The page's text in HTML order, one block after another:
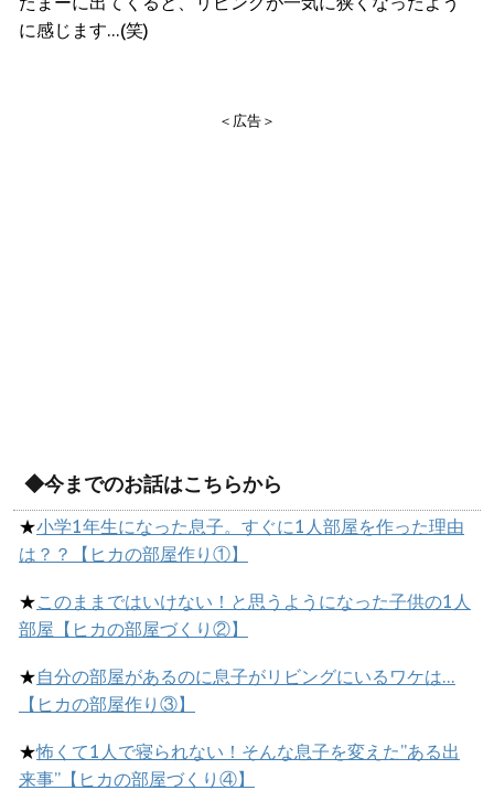
に感じます…(笑)
＜広告＞
◆今までのお話はこちらから
★小学1年生になった息子。すぐに1人部屋を作った理由
は？？【ヒカの部屋作り①】
★このままではいけない！と思うようになった子供の1人
部屋【ヒカの部屋づくり②】
★自分の部屋があるのに息子がリビングにいるワケは…
【ヒカの部屋作り③】
★怖くて1人で寝られない！そんな息子を変えた”ある出
来事”【ヒカの部屋づくり④】